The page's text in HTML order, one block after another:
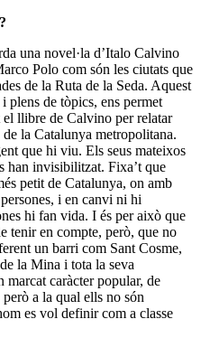
una novel·la d’Italo Calvino
Polo com són les ciutats que
de la Ruta de la Seda. Aquest
plens de tòpics, ens permet
llibre de Calvino per relatar
la Catalunya metropolitana.
que hi viu. Els seus mateixos
han invisibilitzat. Fixa’t que
petit de Catalunya, on amb
i en canvi ni hi
hi fan vida. I és per això que
tenir en compte, però, que no
un barri com Sant Cosme,
la Mina i tota la seva
caràcter popular, de
a la qual ells no són
es vol definir com a classe